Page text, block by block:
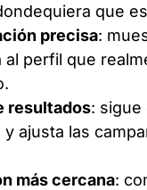
que
precisa:
al perfil que
resultados: sigue
ajusta las
más cercana: